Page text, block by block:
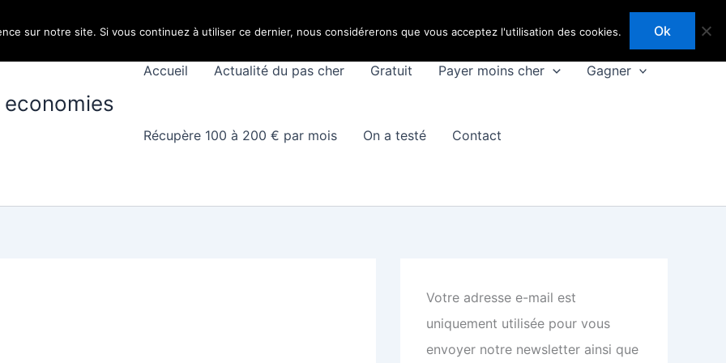
Accueil Actualité du pas cher Gratuit Payer moins cher Gagner
Récupère 100 à 200 € par mois On a testé Contact
Votre adresse e-mail est
uniquement utilisée pour vous
envoyer notre newsletter ainsi que
sur notre site. Si vous continuez à utiliser ce dernier, nous considérerons que vous acceptez l'utilisation des cookies. Ok